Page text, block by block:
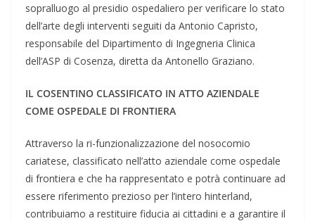
sopralluogo al presidio ospedaliero per verificare lo stato
dell’arte degli interventi seguiti da Antonio Capristo,
responsabile del Dipartimento di Ingegneria Clinica
dell’ASP di Cosenza, diretta da Antonello Graziano.
IL COSENTINO CLASSIFICATO IN ATTO AZIENDALE
COME OSPEDALE DI FRONTIERA
Attraverso la ri-funzionalizzazione del nosocomio
cariatese, classificato nell’atto aziendale come ospedale
di frontiera e che ha rappresentato e potrà continuare ad
essere riferimento prezioso per l’intero hinterland,
contribuiamo a restituire fiducia ai cittadini e a garantire il